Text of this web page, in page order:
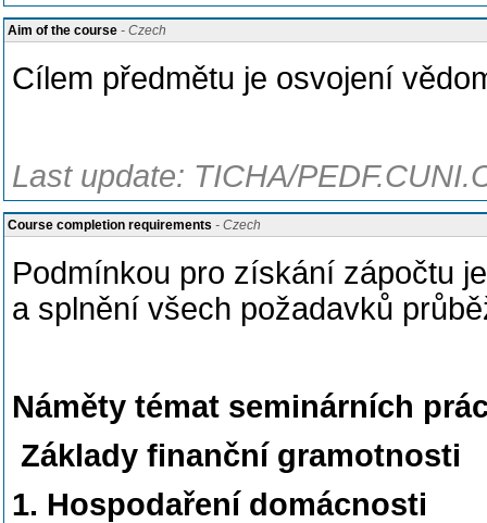
Aim of the course - Czech
Cílem předmětu je osvojení
Last update: TICHA/
Course completion requirements - Czech
Podmínkou pro získání zápočtu
a splnění všech požadavků
Náměty témat seminárních
Základy finanční gramotnosti
1. Hospodaření domácnosti